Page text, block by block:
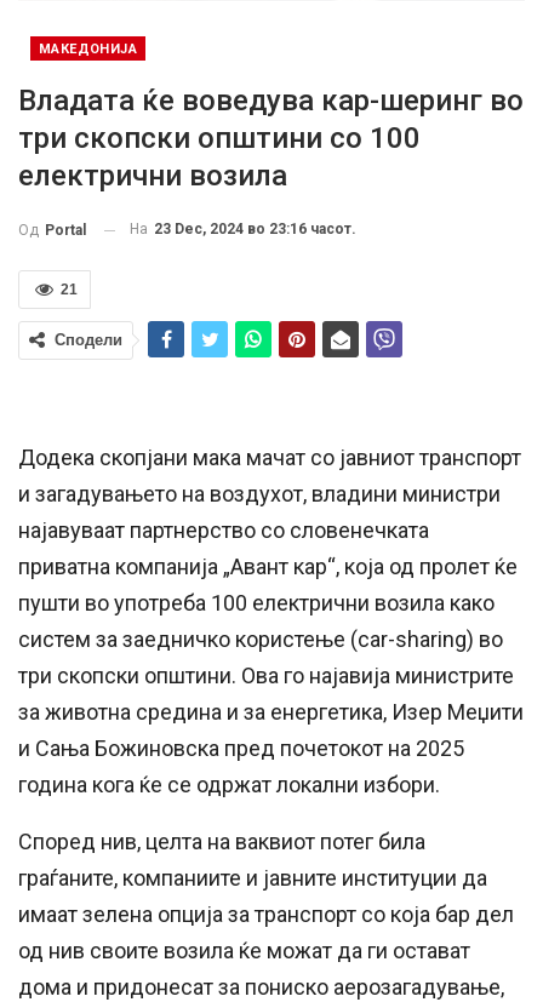
МАКЕДОНИЈА
Владата ќе воведува кар-шеринг во
три скопски општини со 100
електрични возила
Од Portal На 23 Dec, 2024 во 23:16 часот.
21
Сподели
Додека скопјани мака мачат со јавниот транспорт
и загадувањето на воздухот, владини министри
најавуваат партнерство со словенечката
приватна компанија „Авант кар“, која од пролет ќе
пушти во употреба 100 електрични возила како
систем за заедничко користење (car-sharing) во
три скопски општини. Ова го најавија министрите
за животна средина и за енергетика, Изер Меџити
и Сања Божиновска пред почетокот на 2025
година кога ќе се одржат локални избори.
Според нив, целта на ваквиот потег била
граѓаните, компаниите и јавните институции да
имаат зелена опција за транспорт со која бар дел
од нив своите возила ќе можат да ги остават
дома и придонесат за пониско аерозагадување,